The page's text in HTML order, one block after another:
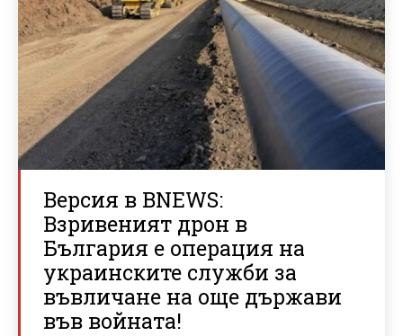
Версия в BNEWS:
Взривеният дрон в
България е операция на
украинските служби за
въвличане на още държави
във войната!